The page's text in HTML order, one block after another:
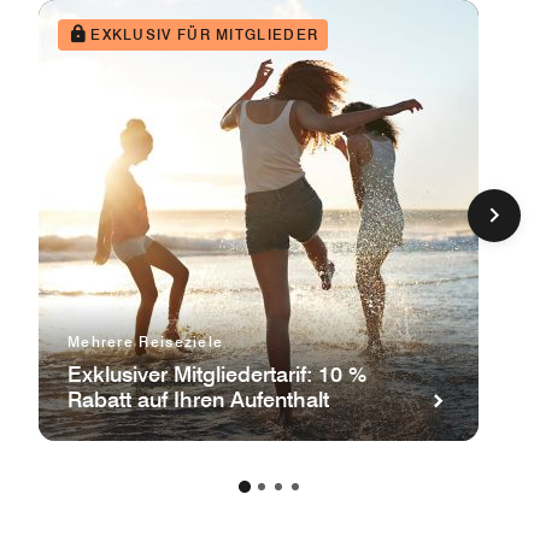
EXKLUSIV FÜR MITGLIEDER
Mehrere Reiseziele
Exklusiver Mitgliedertarif: 10 %
Rabatt auf Ihren Aufenthalt